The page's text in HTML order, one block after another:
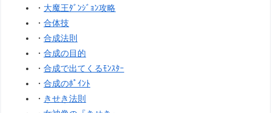
・ 大魔王ﾀﾞﾝｼﾞｮﾝ攻略
・合体技
・合成法則
・合成の目的
・合成で出てくるﾓﾝｽﾀｰ
・合成のﾎﾟｲﾝﾄ
・ きせき法則